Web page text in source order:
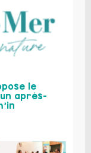
le
après-